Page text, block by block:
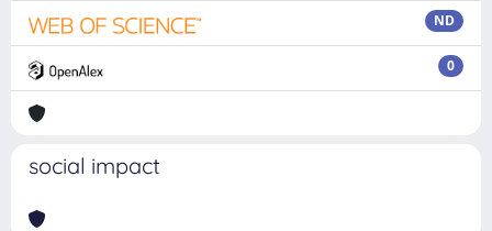
ND
0
social impact